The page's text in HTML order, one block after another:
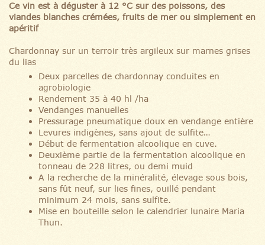
Ce vin est à déguster à 12 °C sur des poissons, des
viandes blanches crémées, fruits de mer ou simplement en
apéritif
Chardonnay sur un terroir très argileux sur marnes grises
du lias
Deux parcelles de chardonnay conduites en
agrobiologie
Rendement 35 à 40 hl /ha
Vendanges manuelles
Pressurage pneumatique doux en vendange entière
Levures indigènes, sans ajout de sulfite…
Début de fermentation alcoolique en cuve.
Deuxième partie de la fermentation alcoolique en
tonneau de 228 litres, ou demi muid
A la recherche de la minéralité, élevage sous bois,
sans fût neuf, sur lies fines, ouillé pendant
minimum 24 mois, sans sulfite.
Mise en bouteille selon le calendrier lunaire Maria
Thun.